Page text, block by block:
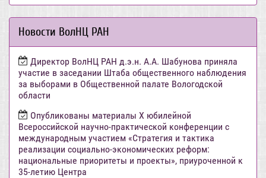
Новости ВолНЦ РАН
Директор ВолНЦ РАН д.э.н. А.А. Шабунова приняла
участие в заседании Штаба общественного наблюдения
за выборами в Общественной палате Вологодской
области
Опубликованы материалы X юбилейной
Всероссийской научно-практической конференции с
международным участием «Стратегия и тактика
реализации социально-экономических реформ:
национальные приоритеты и проекты», приуроченной к
35-летию Центра